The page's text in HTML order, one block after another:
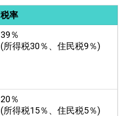
税率
39％
(所得税30％、住民税9％)
20％
(所得税15％、住民税5％)